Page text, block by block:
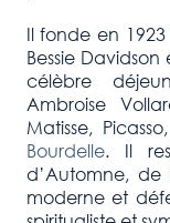
Il fonde en
Bessie
célèbre
Ambroise
Matisse, Picasso,
Bourdelle. Il
d’Automne,
moderne et